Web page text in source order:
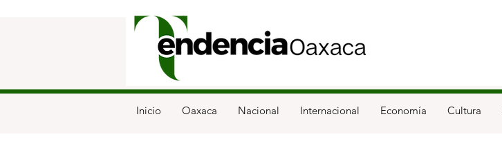
Inicio Oaxaca Nacional Internacional Economía Cultura